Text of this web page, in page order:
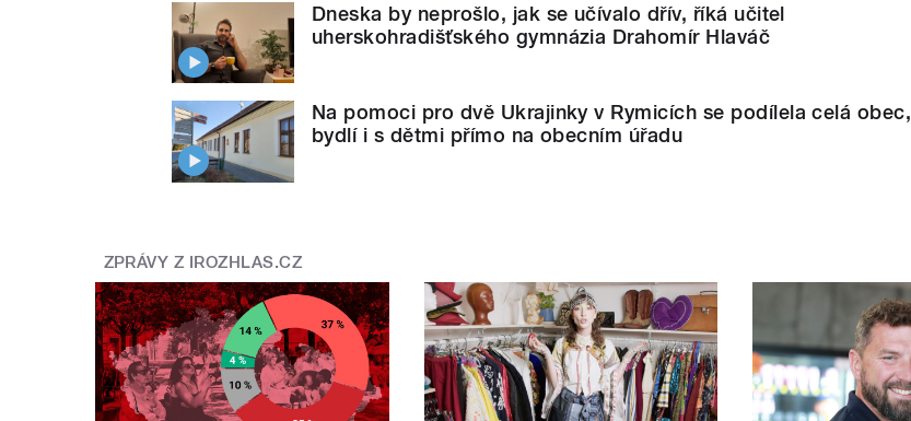
Dneska by neprošlo, jak se učívalo dřív, říká učitel
uherskohradišťského gymnázia Drahomír Hlaváč
Na pomoci pro dvě Ukrajinky v Rymicích se podílela celá obec,
bydlí i s dětmi přímo na obecním úřadu
ZPRÁVY Z IROZHLAS.CZ